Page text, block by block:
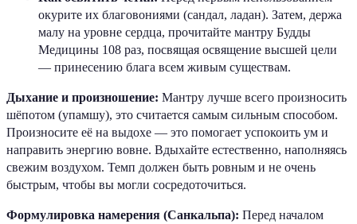
окурите их благовониями (сандал, ладан). Затем, держа
малу на уровне сердца, прочитайте мантру Будды
Медицины 108 раз, посвящая освящение высшей цели
— принесению блага всем живым существам.
Дыхание и произношение: Мантру лучше всего произносить
шёпотом (упамшу), это считается самым сильным способом.
Произносите её на выдохе — это помогает успокоить ум и
направить энергию вовне. Вдыхайте естественно, наполняясь
свежим воздухом. Темп должен быть ровным и не очень
быстрым, чтобы вы могли сосредоточиться.
Формулировка намерения (Санкальпа): Перед началом